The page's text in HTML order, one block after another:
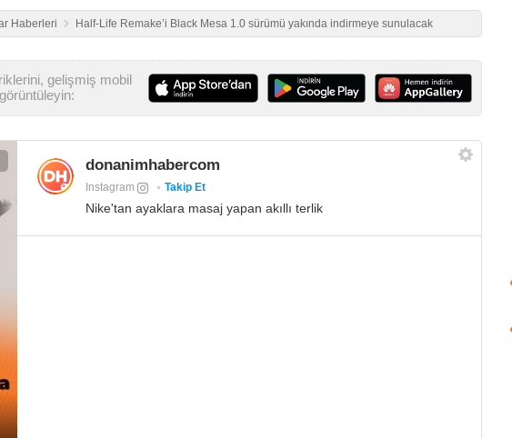
Haberleri Half-Life Remake’i Black Mesa 1.0 sürümü yakında indirmeye sunulacak
gelişmiş mobil
donanimhabercom
Instagram Takip Et
Nike'tan ayaklara masaj yapan akıllı terlik